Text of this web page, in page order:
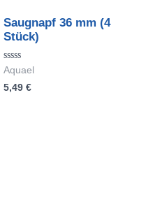
Saugnapf 36 mm (4
Stück)
Bewertet
mit
0
Aquael
5,49 €